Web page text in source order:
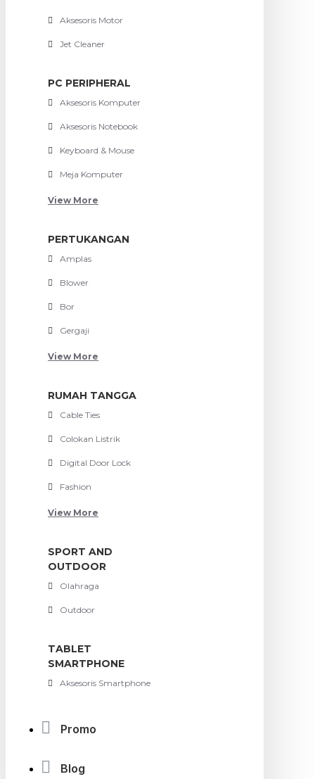
Aksesoris Motor
Jet Cleaner
PC PERIPHERAL
Aksesoris Komputer
Aksesoris Notebook
Keyboard & Mouse
Meja Komputer
View More
PERTUKANGAN
Amplas
Blower
Bor
Gergaji
View More
RUMAH TANGGA
Cable Ties
Colokan Listrik
Digital Door Lock
Fashion
View More
SPORT AND
OUTDOOR
Olahraga
Outdoor
TABLET
SMARTPHONE
Aksesoris Smartphone
Promo
Blog